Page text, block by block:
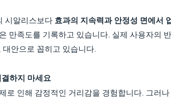
시알리스보다 효과의 지속력과 안정성 면에서
만족도를 기록하고 있습니다. 실제 사용자의
안으로 꼽히고 있습니다.
하지 마세요
로 인해 감정적인 거리감을 경험합니다. 그러